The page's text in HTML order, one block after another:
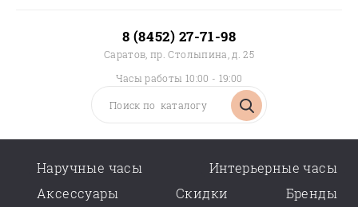
8 (8452) 27-71-98
Саратов, пр. Столыпина, д. 25
Часы работы 10:00 - 19:00
Наручные часы
Интерьерные часы
Аксессуары
Скидки Бренды